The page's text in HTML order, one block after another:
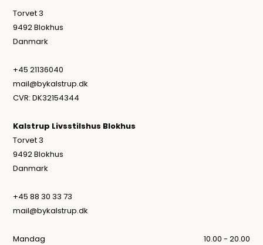
Torvet 3
9492 Blokhus
Danmark
+45 21136040
mail@bykalstrup.dk
CVR: DK32154344
Kalstrup Livsstilshus Blokhus
Torvet 3
9492 Blokhus
Danmark
+45 88 30 33 73
mail@bykalstrup.dk
Mandag
10.00 - 20.00